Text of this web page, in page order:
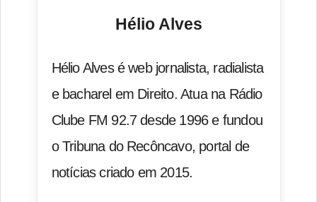
Hélio Alves
Hélio Alves é web jornalista, radialista
e bacharel em Direito. Atua na Rádio
Clube FM 92.7 desde 1996 e fundou
o Tribuna do Recôncavo, portal de
notícias criado em 2015.